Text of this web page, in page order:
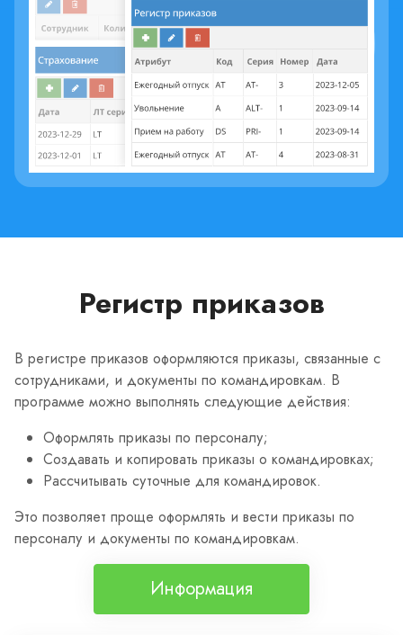
Регистр приказов
В регистре приказов оформляются приказы, связанные с
сотрудниками, и документы по командировкам. В
программе можно выполнять следующие действия:
Оформлять приказы по персоналу;
Создавать и копировать приказы о командировках;
Рассчитывать суточные для командировок.
Это позволяет проще оформлять и вести приказы по
персоналу и документы по командировкам.
Информация